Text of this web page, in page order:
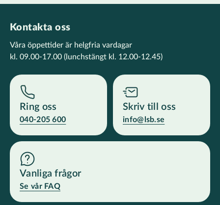
Kontakta oss
Våra öppettider är helgfria vardagar
kl. 09.00-17.00 (lunchstängt kl. 12.00-12.45)
Ring oss
040-205 600
Skriv till oss
info@lsb.se
Vanliga frågor
Se vår FAQ